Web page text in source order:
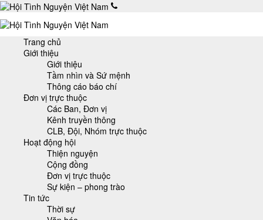
Trang chủ
Giới thiệu
Giới thiệu
Tầm nhìn và Sứ mệnh
Thông cáo báo chí
Đơn vị trực thuộc
Các Ban, Đơn vị
Kênh truyền thông
CLB, Đội, Nhóm trực thuộc
Hoạt động hội
Thiện nguyện
Cộng đồng
Đơn vị trực thuộc
Sự kiện – phong trào
Tin tức
Thời sự